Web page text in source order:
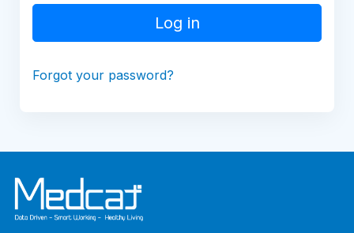
Log in
Forgot your password?